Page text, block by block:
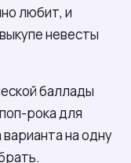
любит, и
невесты
баллады
рока для
на одну